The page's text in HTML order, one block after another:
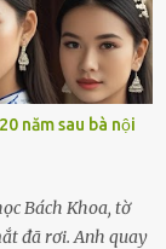
cát. Về chắc nó
Ông Minh cười
ríu rít chuẩn bị mà
buôn bán ở chợ,
mẹ trước khi đi:
xe khách lăn
năm sau bà nội
Bách Khoa, tờ
đã rơi. Anh quay